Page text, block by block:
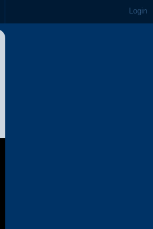
Login